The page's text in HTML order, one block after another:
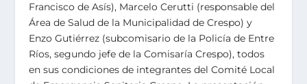
Francisco de Asís), Marcelo Cerutti (responsable del
Área de Salud de la Municipalidad de Crespo) y
Enzo Gutiérrez (subcomisario de la Policía de Entre
Ríos, segundo jefe de la Comisaría Crespo), todos
en sus condiciones de integrantes del Comité Local